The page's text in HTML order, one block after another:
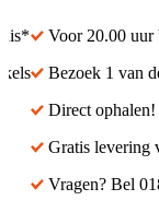
Voor 20.00 uur
Bezoek 1 van de
Direct ophalen!
Gratis levering
Vragen? Bel